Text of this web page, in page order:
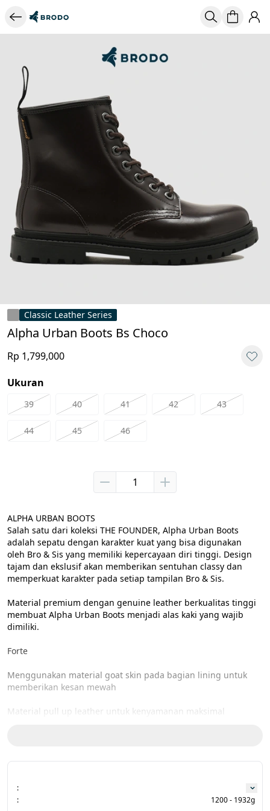
Classic Leather Series
Alpha Urban Boots Bs Choco
Rp 1,799,000
Ukuran
39 40 41 42 43
44 45 46
ALPHA URBAN BOOTS
Salah satu dari koleksi THE FOUNDER, Alpha Urban Boots
adalah sepatu dengan karakter kuat yang bisa digunakan
oleh Bro & Sis yang memiliki kepercayaan diri tinggi. Design
tajam dan ekslusif akan memberikan sentuhan classy dan
memperkuat karakter pada setiap tampilan Bro & Sis.
Material premium dengan genuine leather berkualitas tinggi
membuat Alpha Urban Boots menjadi alas kaki yang wajib
dimiliki.
Forte
Menggunakan material goat skin pada bagian lining untuk
memberikan kesan mewah
Material pull up leather untuk kenyamanan maksimal
Siluet boots dengan cutting tinggi yang mempertegas
Style
:
:
1200 - 1932g